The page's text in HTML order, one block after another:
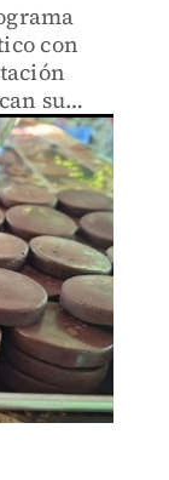
con
su